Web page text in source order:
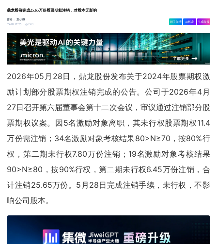
鼎龙股份完成25.65万份股票期权注销，对股本无影响
作者：集小微
05-28 17:25
6363
相关舆情 AI解读 生成海报
2026年05月28日，鼎龙股份发布关于2024年股票期权激
励计划部分股票期权注销完成的公告。公司于2026年4月
27日召开第六届董事会第十二次会议，审议通过注销部分股
票期权议案。因5名激励对象离职，其未行权股票期权11.4
万份需注销；34名激励对象考核结果80>N≥70，按80%行
权，第二期未行权7.80万份注销；19名激励对象考核结果
90>N≥80，按90%行权，第二期未行权6.45万份注销，合
计注销25.65万份。5月28日完成注销手续，未行权，不影
响公司股本。